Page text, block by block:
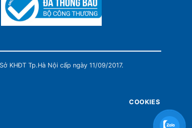
KHĐT Tp.Hà Nội cấp ngày 11/09/2017.
COOKIES